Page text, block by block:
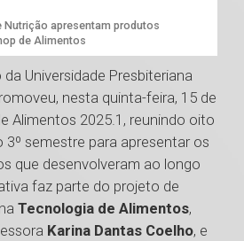
apresentam produtos
de Alimentos
Universidade Presbiteriana
nesta quinta-feira, 15 de
Alimentos 2025.1, reunindo oito
3º semestre para apresentar os
que desenvolveram ao longo
faz parte do projeto de
Tecnologia de Alimentos,
Karina Dantas Coelho, e